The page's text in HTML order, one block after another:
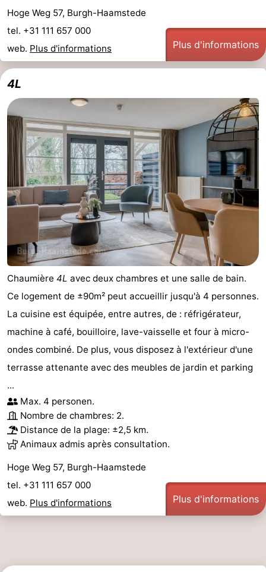
Hoge Weg 57, Burgh-Haamstede
tel. +31 111 657 000
web. Plus d'informations Plus d'informations
4L
Chaumière 4L avec deux chambres et une salle de bain.
Ce logement de ±90m² peut accueillir jusqu'à 4 personnes.
La cuisine est équipée, entre autres, de : réfrigérateur,
machine à café, bouilloire, lave-vaisselle et four à micro-
ondes combiné. De plus, vous disposez à l'extérieur d'une
terrasse attenante avec des meubles de jardin et parking
...
Max. 4 personen.
Nombre de chambres: 2.
Distance de la plage: ±2,5 km.
Animaux admis après consultation.
Hoge Weg 57, Burgh-Haamstede
tel. +31 111 657 000
web. Plus d'informations Plus d'informations